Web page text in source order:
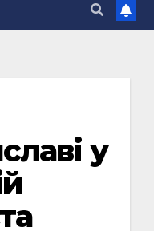
у